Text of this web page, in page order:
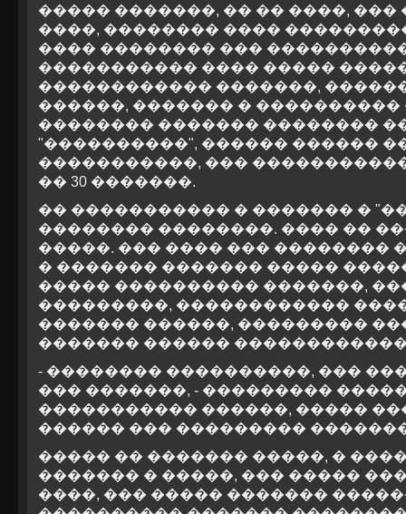
����� �������, �� �� ����, ���
����, �������� ����
���� �������� ���
����������� ���� �����
������������ �������,
������, ������� � ����������
�������� ������� ��������
"����������", ������ ������
�����������, ���
�� 30 �������.
�� ����������� � ������� �
�������� ��������. ���� ��
�����. ��� ���� ��� ��������
� ������� ������� �����
����� ���������� �������,
���������, ������������
������� ������, ���������
������� ������
- �������� ����������, ���
��� �������, - ���������
����������� ������, �����
������ ��� ���������
����� �� ������� �����, �
������� � �����, ��� �����
����, ��� ����� �������